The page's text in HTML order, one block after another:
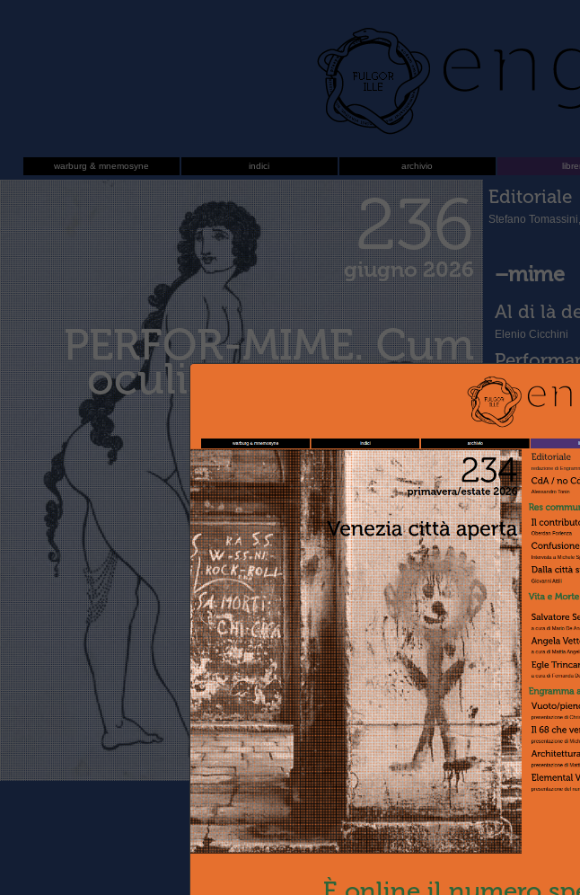
warburg & mnemosyne
indici archivio
236
giugno 2026
PERFOR-MIME. Cum
oculis eorum quasi
fabulantur
Editoriale
Stefano
–mime
Al di là
Elenio Cicchini
(con
Massimo Stella
“Quasi
Piermario Vescovo
Antonella Ferro
A
Stefano
Jacques
Cecilia Carponi
Sub
Ceronetti
Marika
Per
Enrico Pitozzi
Perfor–
Visioni
I misteri